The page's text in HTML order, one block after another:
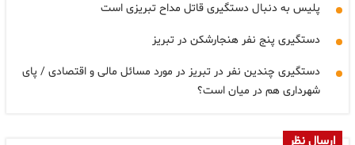
پلیس به دنبال دستگیری قاتل مداح تبریزی است
دستگیری پنج نفر هنجارشکن در تبریز
دستگیری چندین نفر در تبریز در مورد مسائل مالی و اقتصادی / پای
شهرداری هم در میان است؟